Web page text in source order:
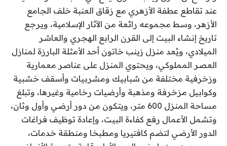
عند تقاطع عطفة الأزهري مع زقاق العنبة خلف الجامع
الأزهر، وسط مجموعه رائعة من الآثار الإسلامية، ويرجع
تاريخ إنشاء البيت إلى القرن الرابع الهجري والعاشر
الميلادي، ويُعد منزل زينب خاتون أحد الأمثلة البارزة لمنازل
العصر المملوكي، ويحتوي المنزل على عناصر معمارية
وزخرفية مختلفة من شبابيك ومشربيات وأسقف خشبية
وكوابيل مزخرفة ومذهبة وأرضيات رخامية وغيرها، وتبلغ
مساحة المنزل 600 متر، ويتكون من دور أرضي وأول وثان،
وتشمل الأعمال رفع كفاءة البيت، وإعادة توظيف فراغات
الدور الأرضي لتضم كافتيريا ومطبخا ومنطقة خدمات،